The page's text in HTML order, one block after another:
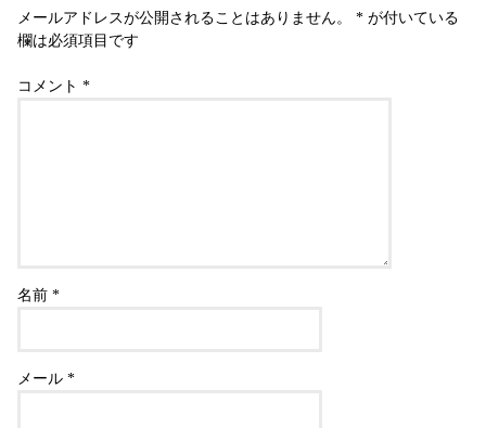
メールアドレスが公開されることはありません。 * が付いている
欄は必須項目です
コメント*
名前*
メール*